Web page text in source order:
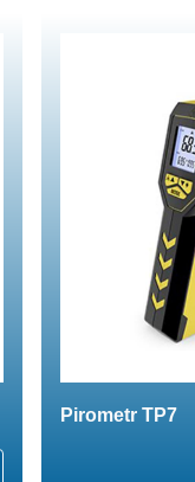
Pirometr TP7